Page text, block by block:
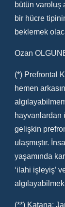
bütün varoluş
bir hücre
beklemek
Ozan
(*) Prefrontal
hemen
hayvanlardan
gelişkin
ulaşmıştır.
yaşamında
‘ilahi işleyiş’
(**) Katana: